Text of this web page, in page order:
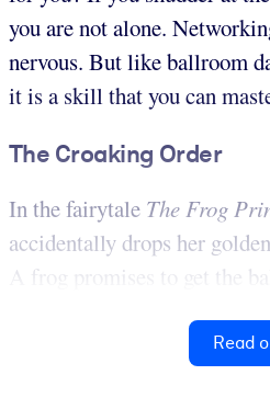
you are not alone.
nervous. But like ballroom
it is a skill that you can
The Croaking Order
In the fairytale The Frog
accidentally drops her
A frog promises to get the
Read